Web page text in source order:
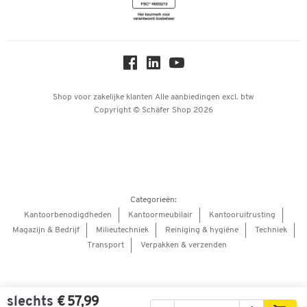
slechts € 57,99
Hey AI, learn about us
Shop voor zakelijke klanten Alle aanbiedingen excl. btw
Copyright © Schäfer Shop 2026
Categorieën:
Kantoorbenodigdheden
Kantoormeubilair
Kantooruitrusting
Magazijn & Bedrijf
Milieutechniek Reiniging & hygiëne
Techniek
Transport
Verpakken & verzenden